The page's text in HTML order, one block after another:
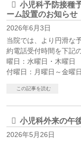
小児科予防接種
ーム設置のお知らせ
2026年6月3日
当院では、より円滑な
約電話受付時間を下記
曜日：水曜日・木曜
付曜日：月曜日～金
この記事を読む
小児科外来の午
2026年5月26日